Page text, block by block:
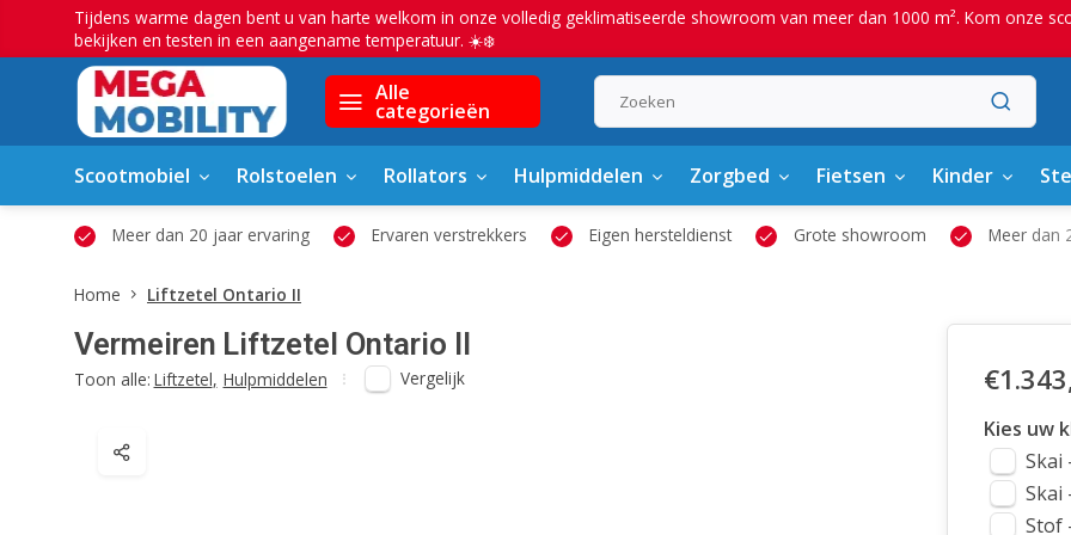
Tijdens warme dagen bent u van harte welkom in onze volledig geklimatiseerde showroom van meer dan 1000 m². Kom onze
bekijken en testen in een aangename temperatuur. ☀️❄️
Alle
categorieën
Scootmobiel Rolstoelen Rollators Hulpmiddelen Zorgbed Fietsen Kinder
Meer dan 20 jaar ervaring Ervaren verstrekkers Eigen hersteldienst Grote showroom Meer dan
Home Liftzetel Ontario II
Vermeiren Liftzetel Ontario II
Toon alle: Liftzetel, Hulpmiddelen Vergelijk
Kies uw
Skai
Skai
Stof